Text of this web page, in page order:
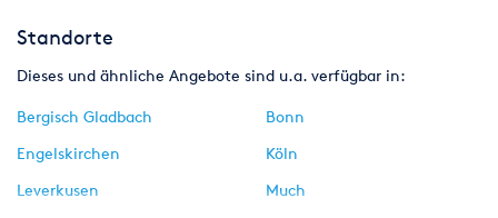
Standorte
Dieses und ähnliche Angebote sind u.a. verfügbar in:
Bergisch Gladbach
Bonn
Engelskirchen
Köln
Leverkusen
Much